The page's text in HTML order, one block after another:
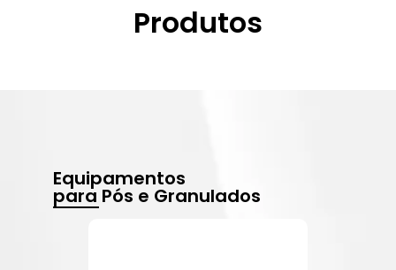
Produtos
Equipamentos
para Pós e Granulados